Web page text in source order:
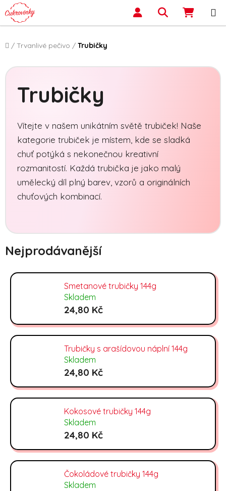
Přejít na obsah Hledat
Domů
/ Trvanlivé pečivo / Trubičky
Trubičky
Vítejte v našem unikátním světě trubiček! Naše
kategorie trubiček je místem, kde se sladká
chuť potýká s nekonečnou kreativní
rozmanitostí. Každá trubička je jako malý
umělecký díl plný barev, vzorů a originálních
chuťových kombinací.
Nejprodávanější
Smetanové trubičky 144g
Skladem
24,80 Kč
Trubičky s arašídovou náplní 144g
Skladem
24,80 Kč
Kokosové trubičky 144g
Skladem
24,80 Kč
Čokoládové trubičky 144g
Skladem